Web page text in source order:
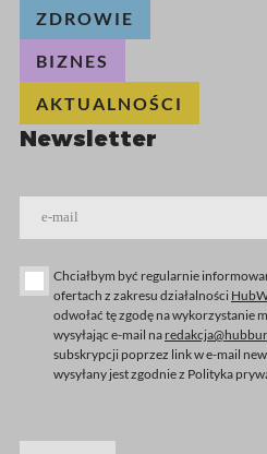
ZDROWIE
BIZNES
AKTUALNOŚCI
Newsletter
e-mail
Chciałbym być regularnie
ofertach z zakresu działalności
odwołać tę zgodę na wykorzystanie
wysyłając e-mail na
subskrypcji poprzez link w e-mail
wysyłany jest zgodnie z Polityka